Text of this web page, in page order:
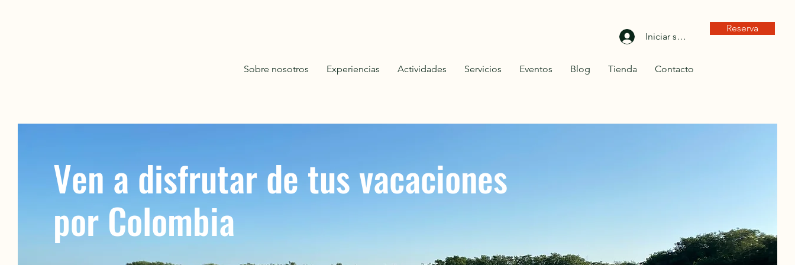
Iniciar sesión
Sobre nosotros Experiencias Actividades Servicios Eventos Blog Tienda Contacto
Reserva
Ven a disfrutar de tus vacaciones
por Colombia